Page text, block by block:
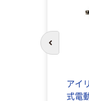
アイ
式電